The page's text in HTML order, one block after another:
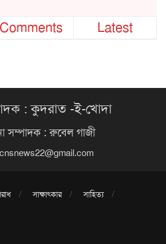
Comments Latest
: কুদরাত -ই-খোদা
সম্পাদক : রুবেল গাজী
cnsnews22@gmail.com
সাক্ষাৎকার
সাহিত্য